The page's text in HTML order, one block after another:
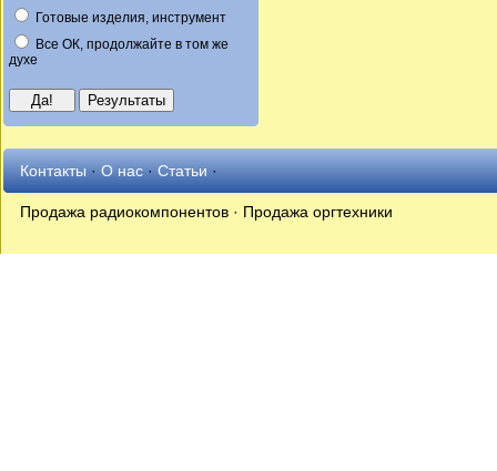
Готовые изделия, инструмент
Все ОК, продолжайте в том же
духе
Контакты·О нас·Статьи·
Продажа радиокомпонентов · Продажа оргтехники